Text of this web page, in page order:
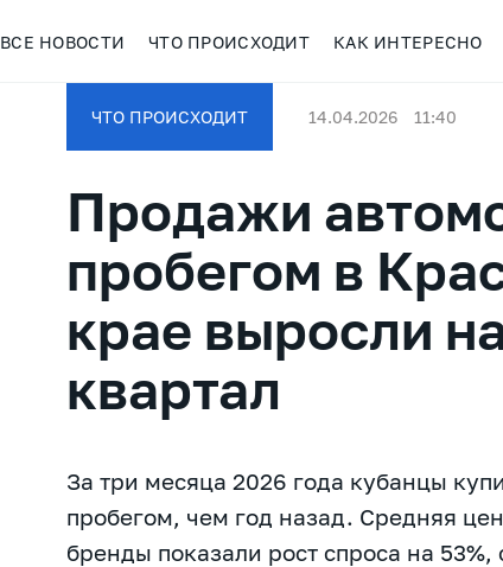
ВСЕ НОВОСТИ ЧТО ПРОИСХОДИТ КАК ИНТЕРЕСНО
ЧТО ПРОИСХОДИТ 14.04.2026 11:40
Продажи
пробегом в
крае выросли
квартал
За три месяца 2026 года кубанцы
пробегом, чем год назад. Средняя
бренды показали рост спроса на